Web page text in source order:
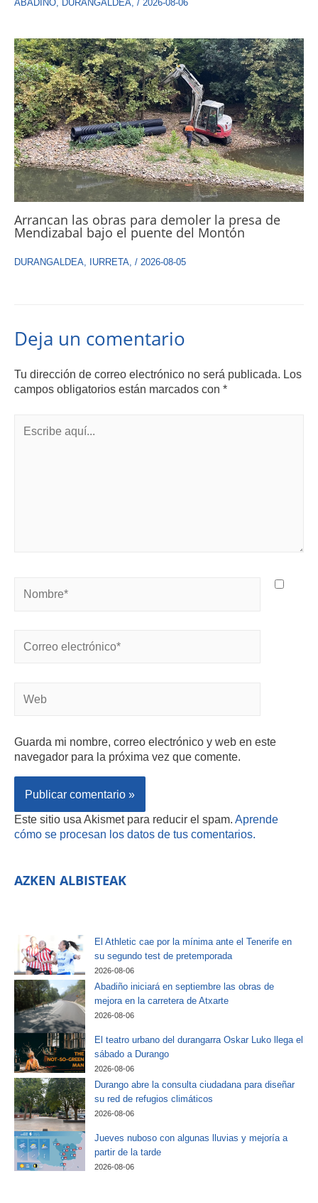
ABADIÑO DURANGALDEA / 2026-08-06
Arrancan las obras para demoler la presa de
Mendizabal bajo el puente del Montón
DURANGALDEA, IURRETA, / 2026-08-05
Deja un comentario
Tu dirección de correo electrónico no será publicada. Los
campos obligatorios están marcados con *
Guarda mi nombre, correo electrónico y web en este
navegador para la próxima vez que comente.
Este sitio usa Akismet para reducir el spam. Aprende
cómo se procesan los datos de tus comentarios.
AZKEN ALBISTEAK
El Athletic cae por la mínima ante el Tenerife en
su segundo test de pretemporada
2026-08-06
Abadiño iniciará en septiembre las obras de
mejora en la carretera de Atxarte
2026-08-06
El teatro urbano del durangarra Oskar Luko llega el
sábado a Durango
2026-08-06
Durango abre la consulta ciudadana para diseñar
su red de refugios climáticos
2026-08-06
Jueves nuboso con algunas lluvias y mejoría a
partir de la tarde
2026-08-06